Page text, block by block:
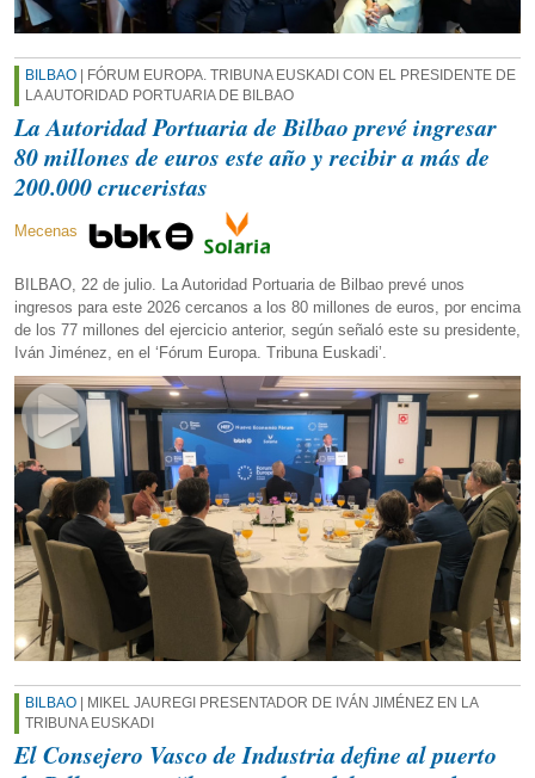
BILBAO | FÓRUM EUROPA. TRIBUNA EUSKADI CON EL PRESIDENTE DE
LA AUTORIDAD PORTUARIA DE BILBAO
La Autoridad Portuaria de Bilbao prevé ingresar
80 millones de euros este año y recibir a más de
200.000 cruceristas
Mecenas
BILBAO, 22 de julio. La Autoridad Portuaria de Bilbao prevé unos
ingresos para este 2026 cercanos a los 80 millones de euros, por encima
de los 77 millones del ejercicio anterior, según señaló este su presidente,
Iván Jiménez, en el ‘Fórum Europa. Tribuna Euskadi’.
BILBAO | MIKEL JAUREGI PRESENTADOR DE IVÁN JIMÉNEZ EN LA
TRIBUNA EUSKADI
El Consejero Vasco de Industria define al puerto